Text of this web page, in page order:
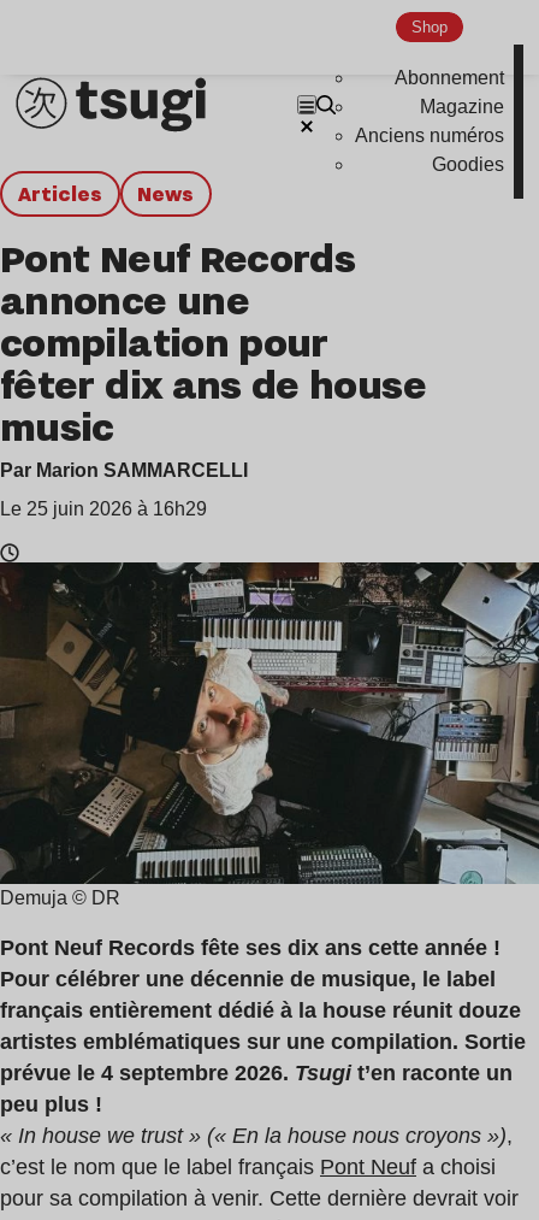
Shop
Abonnement
Magazine
Anciens numéros
Goodies
Articles news
Pont Neuf Records
annonce une
compilation pour
fêter dix ans de house
music
Par Marion SAMMARCELLI
Le 25 juin 2026 à 16h29
Temps
de
lecture
:
min
Demuja © DR
Pont Neuf Records fête ses dix ans cette année !
Pour célébrer une décennie de musique, le label
français entièrement dédié à la house réunit douze
artistes emblématiques sur une compilation. Sortie
prévue le 4 septembre 2026. Tsugit’en raconte un
peu plus !
« In house we trust » (« En la house nous croyons »),
c’est le nom que le label français Pont Neuf a choisi
pour sa compilation à venir. Cette dernière devrait voir